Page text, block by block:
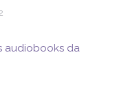
audiobooks da